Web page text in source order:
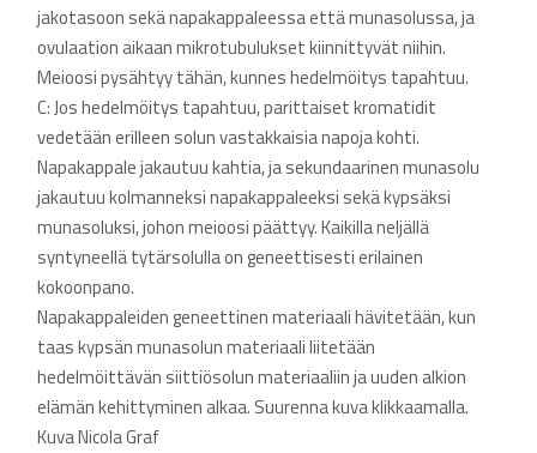
jakotasoon sekä napakappaleessa että munasolussa, ja
ovulaation aikaan mikrotubulukset kiinnittyvät niihin.
Meioosi pysähtyy tähän, kunnes hedelmöitys tapahtuu.
C: Jos hedelmöitys tapahtuu, parittaiset kromatidit
vedetään erilleen solun vastakkaisia napoja kohti.
Napakappale jakautuu kahtia, ja sekundaarinen munasolu
jakautuu kolmanneksi napakappaleeksi sekä kypsäksi
munasoluksi, johon meioosi päättyy. Kaikilla neljällä
syntyneellä tytärsolulla on geneettisesti erilainen
kokoonpano.
Napakappaleiden geneettinen materiaali hävitetään, kun
taas kypsän munasolun materiaali liitetään
hedelmöittävän siittiösolun materiaaliin ja uuden alkion
elämän kehittyminen alkaa. Suurenna kuva klikkaamalla.
Kuva Nicola Graf